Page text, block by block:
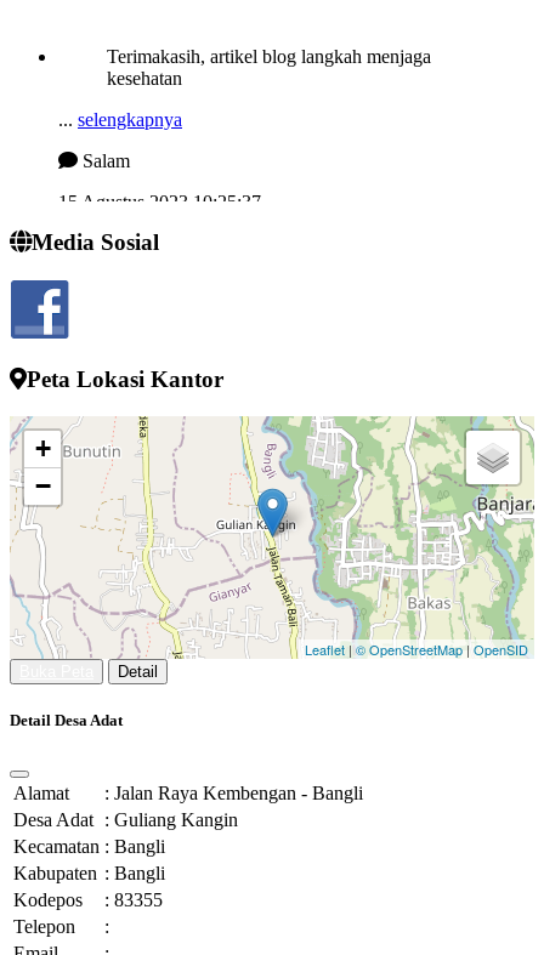
kesehatan
Semngat demi memjukan desa kelahiran
Media Sosial
Peta Lokasi Kantor
+
−
Leaflet | © OpenStreetMap |OpenSID
Detail
Detail Desa Adat
Alamat : Jalan Raya Kembengan - Bangli
Desa Adat : Guliang Kangin
Kecamatan : Bangli
Kabupaten : Bangli
Kodepos
: 83355
Telepon
: